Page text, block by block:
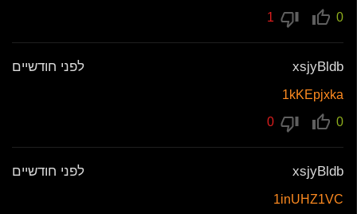
0
xsjyBldb לפני חודשיים
1kKEpjxka
0
xsjyBldb לפני חודשיים
1inUHZ1VC